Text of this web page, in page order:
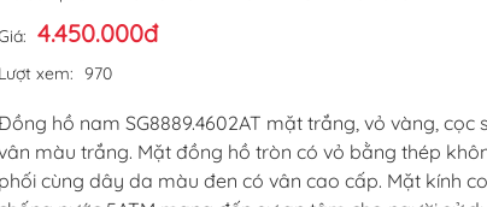
4.450.000đ
Lượt xem: 970
hồ nam SG8889.4602AT mặt trắng, vỏ vàng,
màu trắng. Mặt đồng hồ tròn có vỏ bằng thép
phối cùng dây da màu đen có vân cao cấp. Mặt kính